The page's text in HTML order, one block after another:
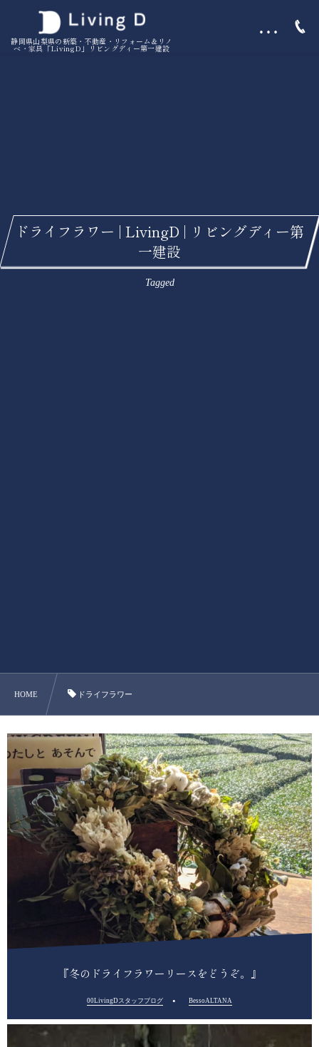
静岡県山梨県の新築・不動産・リフォーム＆リノ
ベ・家具「LivingD」リビングディー第一建設
…
ドライフラワー | LivingD | リビングディー第
一建設
Tagged
HOME ドライフラワー
『冬のドライフラワーリースをどうぞ。』
00LivingDスタッフブログ BessoALTANA